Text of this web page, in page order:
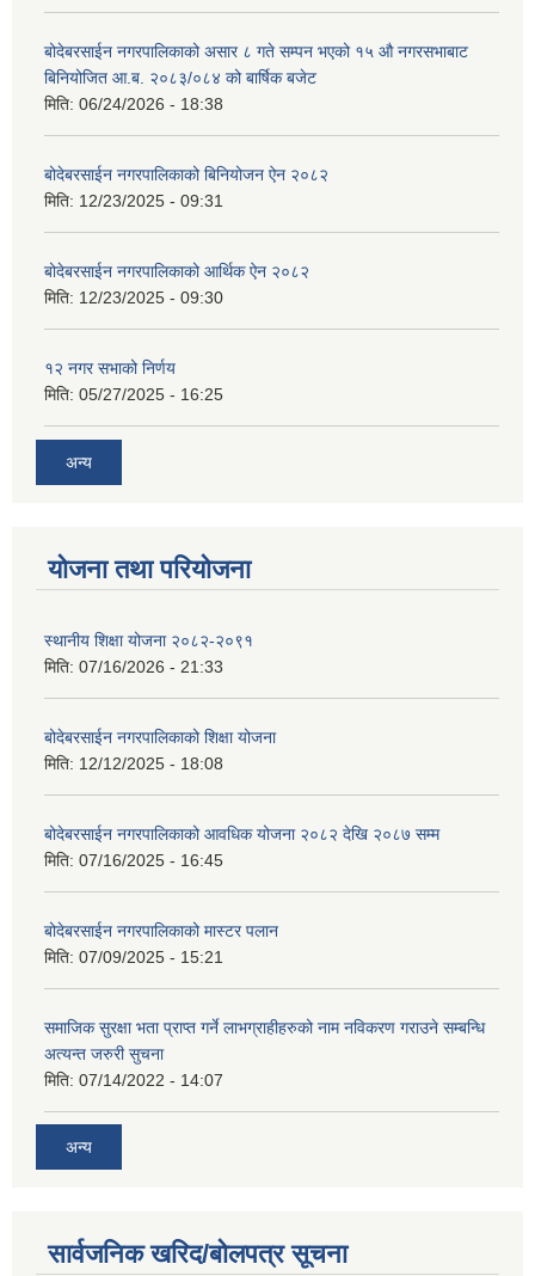
बोदेबरसाईन नगरपालिकाको असार ८ गते सम्पन भएको १५ ‍‍‍औ नगरसभाबाट
बिनियोजित आ.ब. २०८३/०८४ को बार्षिक बजेट
मिति: 06/24/2026 - 18:38
बोदेबरसाईन नगरपालिकाको बिनियोजन ऐन २०८२
मिति: 12/23/2025 - 09:31
बोदेबरसाईन नगरपालिकाको आर्थिक ऐन २०८२
मिति: 12/23/2025 - 09:30
१२ नगर सभाको निर्णय
मिति: 05/27/2025 - 16:25
अन्य
योजना तथा परियोजना
स्थानीय शिक्षा योजना २०८२-२०९१
मिति: 07/16/2026 - 21:33
बोदेबरसाईन नगरपालिकाको शिक्षा योजना
मिति: 12/12/2025 - 18:08
बोदेबरसाईन नगरपालिकाको आवधिक योजना २०८२ देखि २०८७ सम्म
मिति: 07/16/2025 - 16:45
बोदेबरसाईन नगरपालिकाको मास्टर पलान
मिति: 07/09/2025 - 15:21
समाजिक सुरक्षा भता प्राप्त गर्ने लाभग्राहीहरुको नाम नविकरण गराउने सम्बन्धि
अत्यन्त जरुरी सुचना
मिति: 07/14/2022 - 14:07
अन्य
सार्वजनिक खरिद/बोलपत्र सूचना